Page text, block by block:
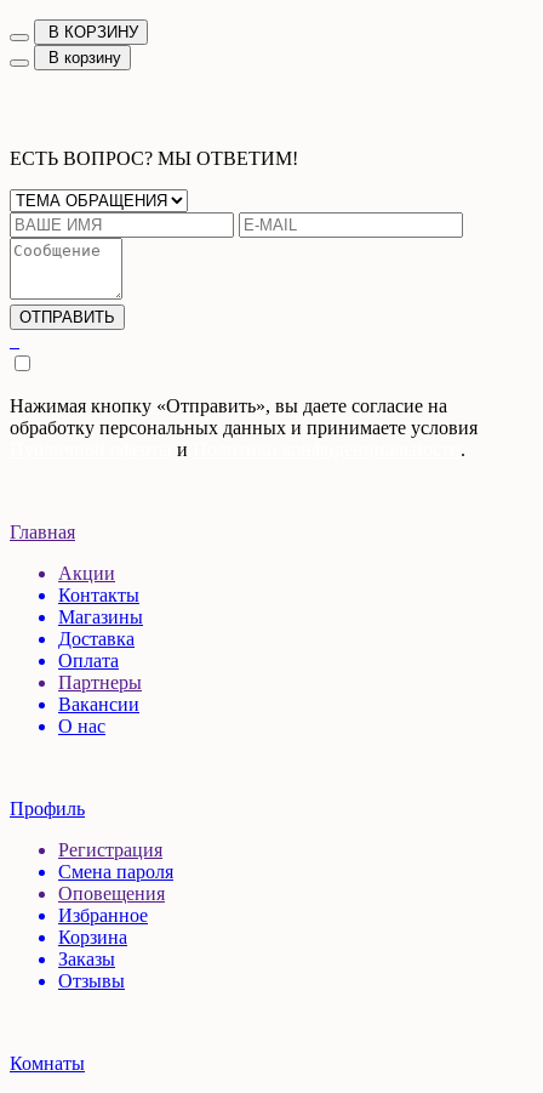
В КОРЗИНУ
В корзину
ЕСТЬ ВОПРОС? МЫ ОТВЕТИМ!
Нажимая кнопку «Отправить», вы даете согласие на
обработку персональных данных и принимаете условия
и .
Главная
Акции
Контакты
Магазины
Доставка
Оплата
Партнеры
Вакансии
О нас
Профиль
Регистрация
Смена пароля
Оповещения
Избранное
Корзина
Заказы
Отзывы
Комнаты